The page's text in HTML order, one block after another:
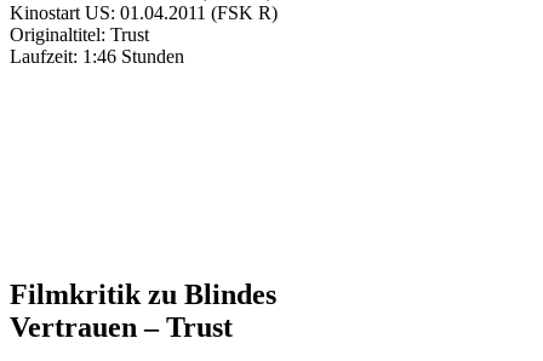
Kinostart US: 01.04.2011 (FSK R)
Originaltitel: Trust
Laufzeit: 1:46 Stunden
Filmkritik zu Blindes
Vertrauen – Trust